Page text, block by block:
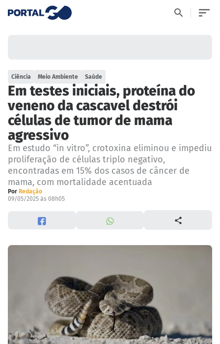
Ciência Meio Ambiente Saúde
Em testes iniciais, proteína do
veneno da cascavel destrói
células de tumor de mama
agressivo
Em estudo “in vitro”, crotoxina eliminou e impediu
proliferação de células triplo negativo,
encontradas em 15% dos casos de câncer de
mama, com mortalidade acentuada
Por Redação
09/05/2025 às 08h05